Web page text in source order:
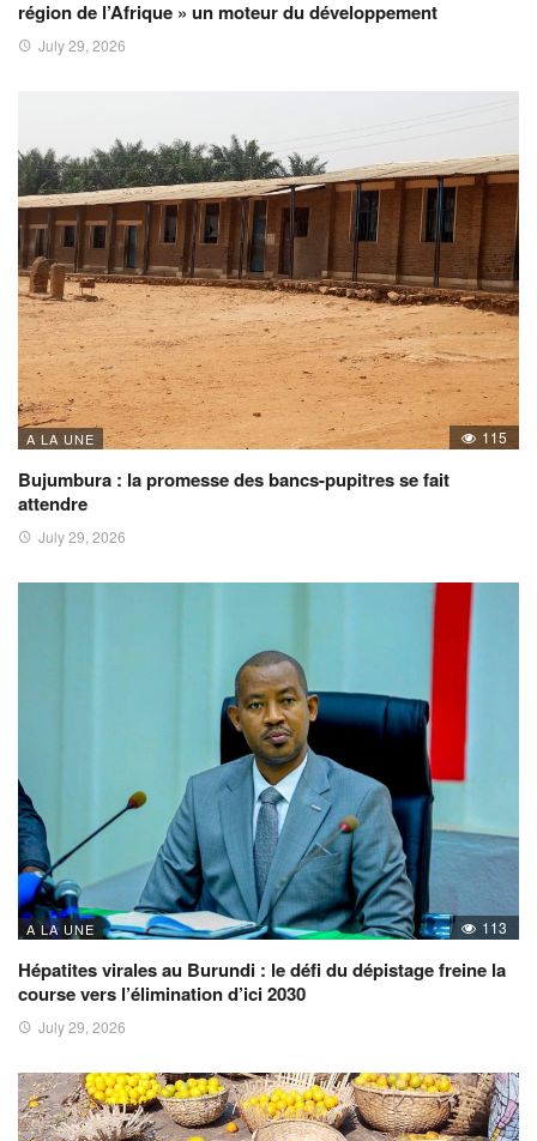
région de l’Afrique » un moteur du développement
July 29, 2026
A LA UNE 115
Bujumbura : la promesse des bancs-pupitres se fait
attendre
July 29, 2026
A LA UNE 113
Hépatites virales au Burundi : le défi du dépistage freine la
course vers l’élimination d’ici 2030
July 29, 2026